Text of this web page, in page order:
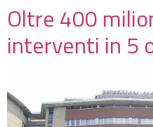
Oltre 400
interventi in 5